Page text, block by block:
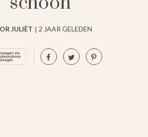
JULIËT 2 JAAR GELEDEN